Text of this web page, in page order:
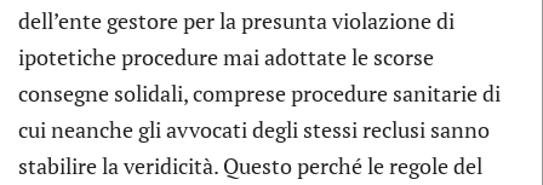
dell’ente gestore per la presunta violazione di
ipotetiche procedure mai adottate le scorse
consegne solidali, comprese procedure sanitarie di
cui neanche gli avvocati degli stessi reclusi sanno
stabilire la veridicità. Questo perché le regole del